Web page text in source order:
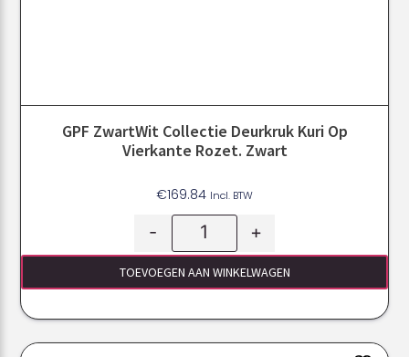
GPF ZwartWit Collectie Deurkruk Kuri Op
Vierkante Rozet. Zwart
€169.84 Incl. BTW
- +
TOEVOEGEN AAN WINKELWAGEN